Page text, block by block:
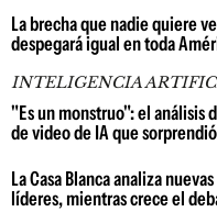
La brecha que nadie quiere
despegará igual en toda
INTELIGENCIA
"Es un monstruo": el análisis
de video de IA que
La Casa Blanca analiza
líderes, mientras crece el